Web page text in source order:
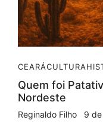
CEARÁCULTURA
Quem foi
Nordeste
Reginaldo Filho 9